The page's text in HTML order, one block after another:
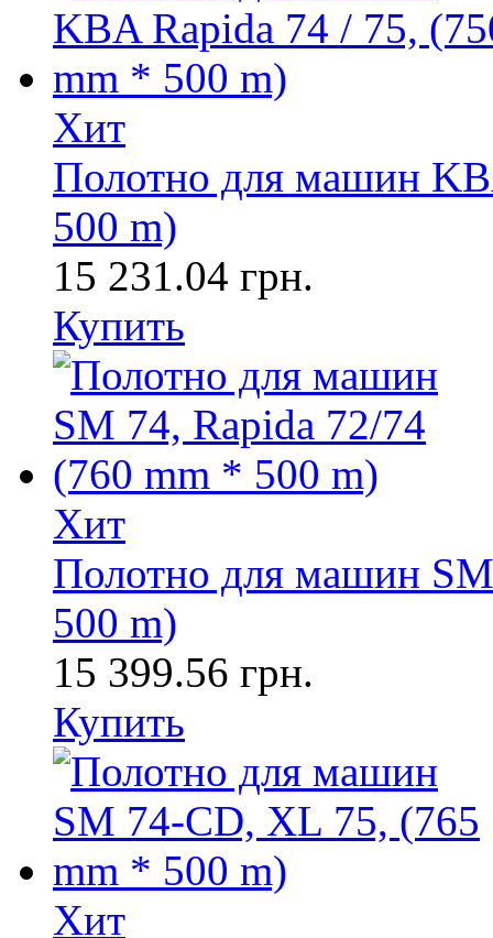
Хит
Полотно для машин
500 m)
15 231.04 грн.
Купить
Хит
Полотно для машин
500 m)
15 399.56 грн.
Купить
Хит